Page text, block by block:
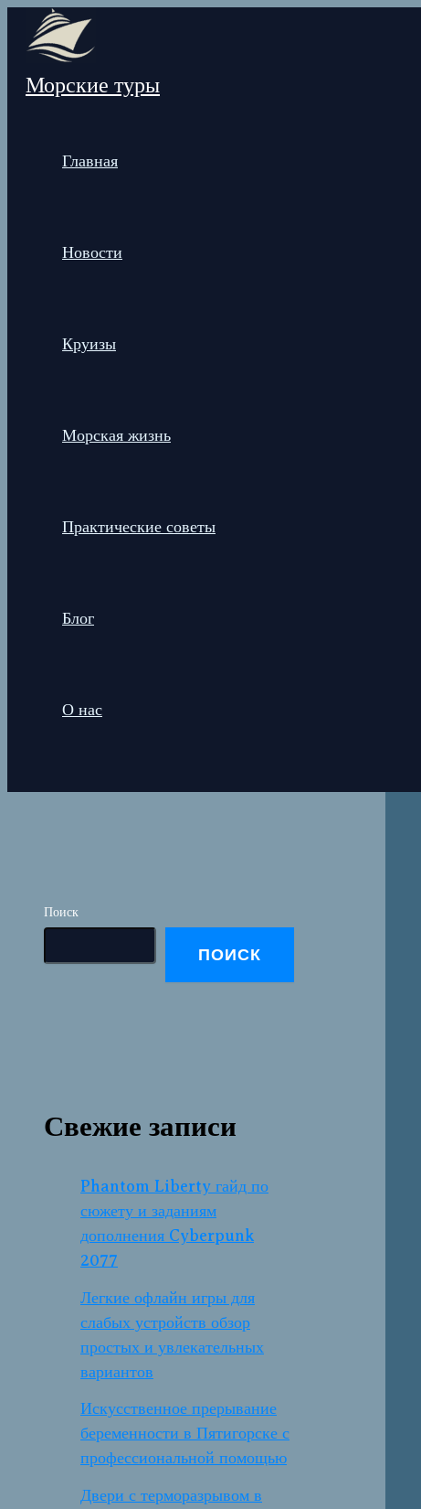
Перейти
содержимому
Морские туры
Главная
Новости
Круизы
Морская жизнь
Практические советы
Блог
О нас
Поиск
ПОИСК
Свежие записи
Phantom Liberty гайд по
сюжету и заданиям
дополнения Cyberpunk
2077
Легкие офлайн игры для
слабых устройств обзор
простых и увлекательных
вариантов
Искусственное прерывание
беременности в Пятигорске с
профессиональной помощью
Двери с терморазрывом в